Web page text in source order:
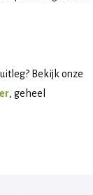
Bekijk onze
, geheel